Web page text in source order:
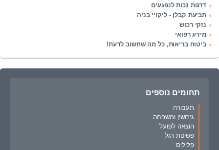
דרגות נכות לנפגעים
תביעת קבלן - ליקויי בניה
נזקי רכוש
מידע רפואי
ביטוח בריאות, כל מה שחשוב לדעת!
תחומים נוספים
תעבורה
גירושין ומשפחה
הוצאה לפועל
פשיטת רגל
פלילים